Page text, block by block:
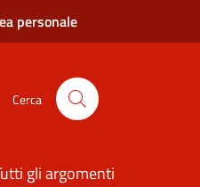
personale
Cerca
gli argomenti